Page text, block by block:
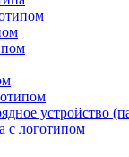
устройство
с логотипом